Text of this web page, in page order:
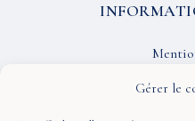
Gérer le